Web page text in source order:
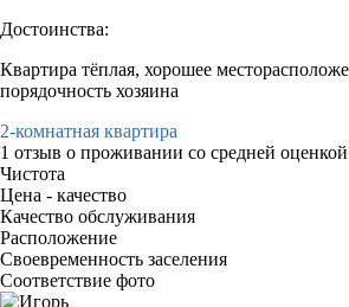
Достоинства:
Квартира тёплая, хорошее
порядочность хозяина
2-комнатная квартира
1 отзыв о проживании со средней оценкой
Чистота
Цена - качество
Качество обслуживания
Расположение
Своевременность заселения
Соответствие фото